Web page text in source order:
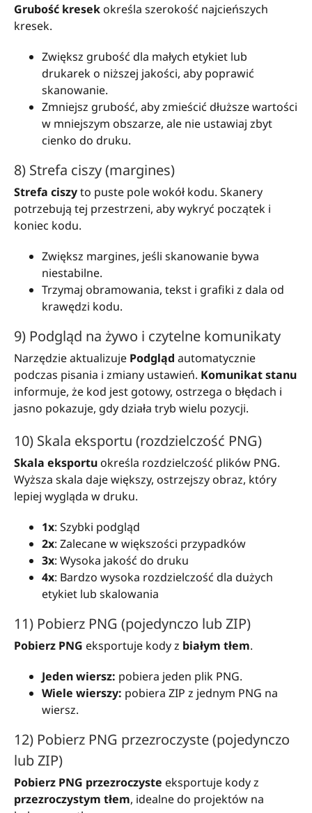
Grubość kresek określa szerokość najcieńszych
kresek.
Zwiększ grubość dla małych etykiet lub
drukarek o niższej jakości, aby poprawić
skanowanie.
Zmniejsz grubość, aby zmieścić dłuższe wartości
w mniejszym obszarze, ale nie ustawiaj zbyt
cienko do druku.
8) Strefa ciszy (margines)
Strefa ciszyto puste pole wokół kodu. Skanery
potrzebują tej przestrzeni, aby wykryć początek i
koniec kodu.
Zwiększ margines, jeśli skanowanie bywa
niestabilne.
Trzymaj obramowania, tekst i grafiki z dala od
krawędzi kodu.
9) Podgląd na żywo i czytelne komunikaty
Narzędzie aktualizuje Podgląd automatycznie
podczas pisania i zmiany ustawień. Komunikat stanu
informuje, że kod jest gotowy, ostrzega o błędach i
jasno pokazuje, gdy działa tryb wielu pozycji.
10) Skala eksportu (rozdzielczość PNG)
Skala eksportu określa rozdzielczość plików PNG.
Wyższa skala daje większy, ostrzejszy obraz, który
lepiej wygląda w druku.
1x: Szybki podgląd
2x: Zalecane w większości przypadków
3x: Wysoka jakość do druku
4x: Bardzo wysoka rozdzielczość dla dużych
etykiet lub skalowania
11) Pobierz PNG (pojedynczo lub ZIP)
Pobierz PNG eksportuje kody z białym tłem.
Jeden wiersz: pobiera jeden plik PNG.
Wiele wierszy: pobiera ZIP z jednym PNG na
wiersz.
12) Pobierz PNG przezroczyste (pojedynczo
lub ZIP)
Pobierz PNG przezroczyste eksportuje kody z
przezroczystym tłem, idealne do projektów na